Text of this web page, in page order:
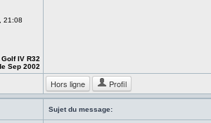
21:08
Golf IV R32
Sep 2002
Hors ligne Profil
Sujet du message: